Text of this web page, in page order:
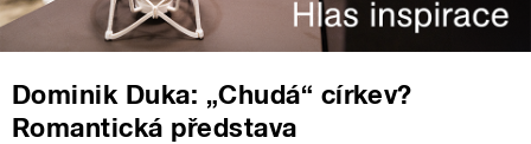
Dominik Duka: „Chudá“ církev?
Romantická představa